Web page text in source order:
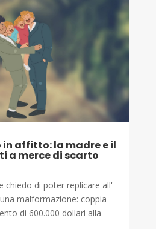
affitto: la madre e il
a merce di scarto
chiedo di poter replicare all'
malformazione: coppia
di 600.000 dollari alla